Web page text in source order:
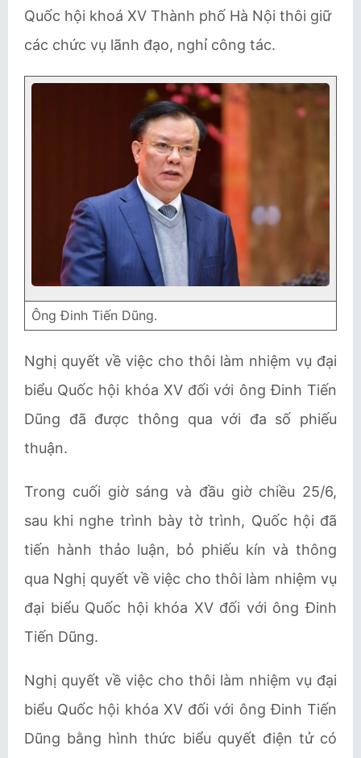
Quốc hội khoá XV Thành phố Hà Nội thôi giữ
các chức vụ lãnh đạo, nghỉ công tác.
Ông Đinh Tiến Dũng.
Nghị quyết về việc cho thôi làm nhiệm vụ đại
biểu Quốc hội khóa XV đối với ông Đinh Tiến
Dũng đã được thông qua với đa số phiếu
thuận.
Trong cuối giờ sáng và đầu giờ chiều 25/6,
sau khi nghe trình bày tờ trình, Quốc hội đã
tiến hành thảo luận, bỏ phiếu kín và thông
qua Nghị quyết về việc cho thôi làm nhiệm vụ
đại biểu Quốc hội khóa XV đối với ông Đinh
Tiến Dũng.
Nghị quyết về việc cho thôi làm nhiệm vụ đại
biểu Quốc hội khóa XV đối với ông Đinh Tiến
Dũng bằng hình thức biểu quyết điện tử có